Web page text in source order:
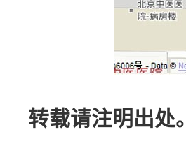
转载请注明出处。